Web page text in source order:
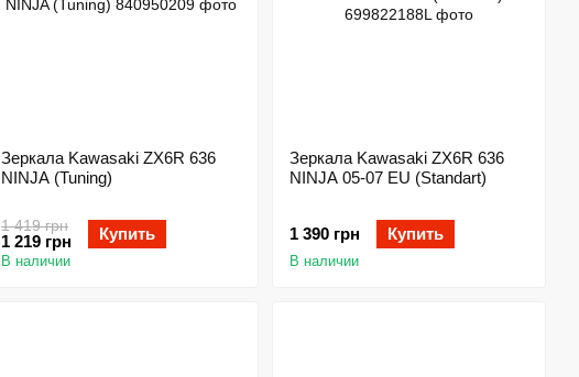
Зеркала Kawasaki ZX6R 636
NINJA (Tuning)
1 419 грн
1 219 грн Купить
В наличии
Зеркала Kawasaki ZX6R 636
NINJA 05-07 EU (Standart)
1 390 грн Купить
В наличии